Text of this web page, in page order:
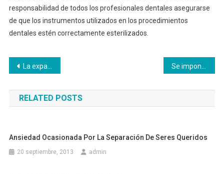
responsabilidad de todos los profesionales dentales asegurarse
de que los instrumentos utilizados en los procedimientos
dentales estén correctamente esterilizados.
Navegación
de
entradas
La expansión de Sempra Energy: liderando la transición energética en México
RELATED POSTS
Ansiedad Ocasionada Por La Separación De Seres Queridos
20 septiembre, 2013 admin